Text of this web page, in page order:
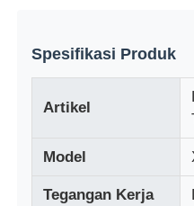
Produk
Tentang Kami
Wisata pabrik
Spesifikasi Produk
Artikel
Model
Tegangan Kerja